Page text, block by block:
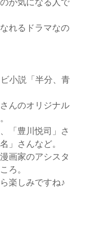
れるドラマなの
小説 「半分、青
さんのオリジナル
「豊川悦司」 さ
」 さんなど。
画家のアシスタ
ろ。
楽しみですね♪